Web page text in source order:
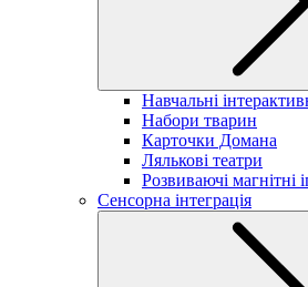
Навчальні
Набори тварин
Карточки Домана
Лялькові театри
Розвиваючі магнітні
Сенсорна інтеграція